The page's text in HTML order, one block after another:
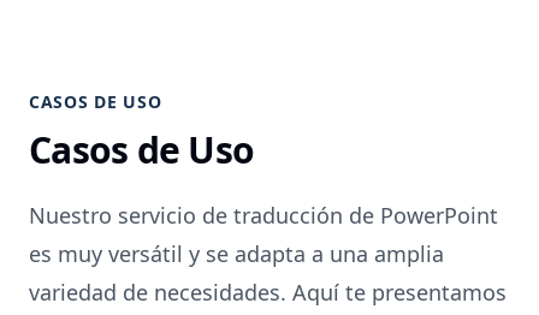
CASOS DE USO
Casos de Uso
Nuestro servicio de traducción de PowerPoint
es muy versátil y se adapta a una amplia
variedad de necesidades. Aquí te presentamos